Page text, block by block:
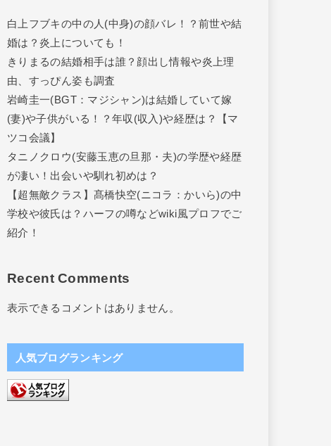
白上フブキの中の人(中身)の顔バレ！？前世や結
婚は？炎上についても！
きりまるの結婚相手は誰？顔出し情報や炎上理
由、すっぴん姿も調査
岩崎圭一(BGT：マジシャン)は結婚していて嫁
(妻)や子供がいる！？年収(収入)や経歴は？【マ
ツコ会議】
タニノクロウ(安藤玉恵の旦那・夫)の学歴や経歴
が凄い！出会いや馴れ初めは？
【超無敵クラス】髙橋快空(ニコラ：かいら)の中
学校や彼氏は？ハーフの噂などwiki風プロフでご
紹介！
Recent Comments
表示できるコメントはありません。
人気ブログランキング